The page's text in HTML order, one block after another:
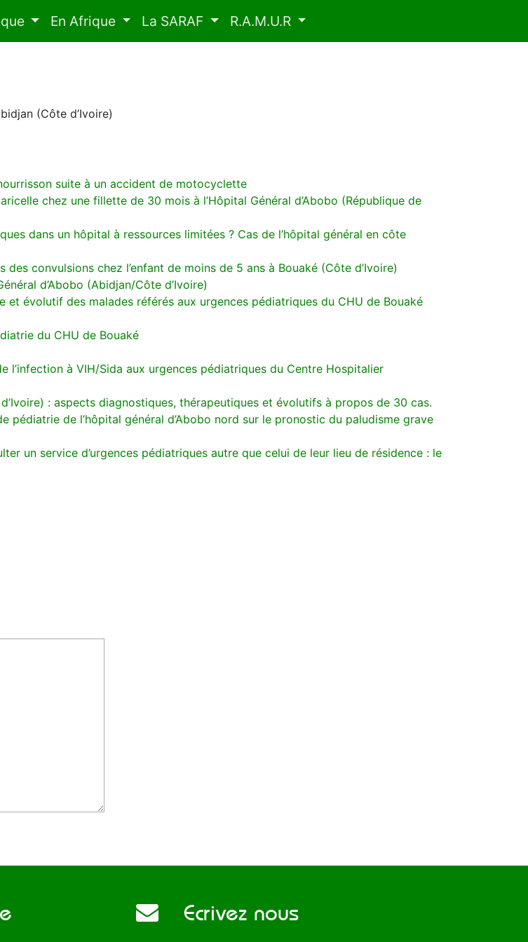
En Afrique La SARAF R.A.M.U.R
(Côte d’Ivoire)
suite à un accident de motocyclette
chez une fillette de 30 mois à l’Hôpital Général d’Abobo (République de
dans un hôpital à ressources limitées ? Cas de l’hôpital général en côte
convulsions chez l’enfant de moins de 5 ans à Bouaké (Côte d’Ivoire)
d’Abobo (Abidjan/Côte d’Ivoire)
évolutif des malades référés aux urgences pédiatriques du CHU de Bouaké
du CHU de Bouaké
l’infection à VIH/Sida aux urgences pédiatriques du Centre Hospitalier
: aspects diagnostiques, thérapeutiques et évolutifs à propos de 30 cas.
pédiatrie de l’hôpital général d’Abobo nord sur le pronostic du paludisme grave
un service d’urgences pédiatriques autre que celui de leur lieu de résidence : le
Ecrivez nous